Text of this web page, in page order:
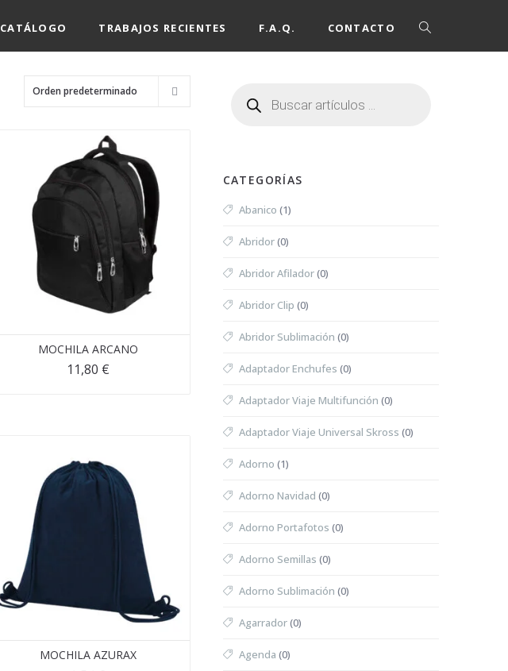
CATÁLOGO TRABAJOS RECIENTES F.A.Q. CONTACTO
MOCHILA ARCANO
11,80 €
MOCHILA AZURAX
CATEGORÍAS
Abanico (1)
Abridor(0)
Abridor Afilador(0)
Abridor Clip (0)
Abridor Sublimación (0)
Adaptador Enchufes (0)
Adaptador Viaje Multifunción (0)
Adaptador Viaje Universal Skross (0)
Adorno (1)
Adorno Navidad (0)
Adorno Portafotos (0)
Adorno Semillas (0)
Adorno Sublimación (0)
Agarrador(0)
Agenda (0)